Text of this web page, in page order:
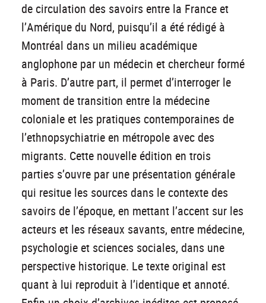
de circulation des savoirs entre la France et
l’Amérique du Nord, puisqu’il a été rédigé à
Montréal dans un milieu académique
anglophone par un médecin et chercheur formé
à Paris. D’autre part, il permet d’interroger le
moment de transition entre la médecine
coloniale et les pratiques contemporaines de
l’ethnopsychiatrie en métropole avec des
migrants. Cette nouvelle édition en trois
parties s’ouvre par une présentation générale
qui resitue les sources dans le contexte des
savoirs de l’époque, en mettant l’accent sur les
acteurs et les réseaux savants, entre médecine,
psychologie et sciences sociales, dans une
perspective historique. Le texte original est
quant à lui reproduit à l’identique et annoté.